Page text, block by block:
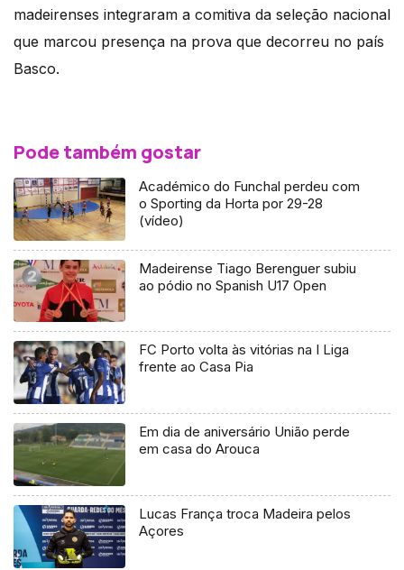
madeirenses integraram a comitiva da seleção nacional
que marcou presença na prova que decorreu no país
Basco.
Pode também gostar
Académico do Funchal perdeu com
o Sporting da Horta por 29-28
(vídeo)
Madeirense Tiago Berenguer subiu
ao pódio no Spanish U17 Open
FC Porto volta às vitórias na I Liga
frente ao Casa Pia
Em dia de aniversário União perde
em casa do Arouca
Lucas França troca Madeira pelos
Açores